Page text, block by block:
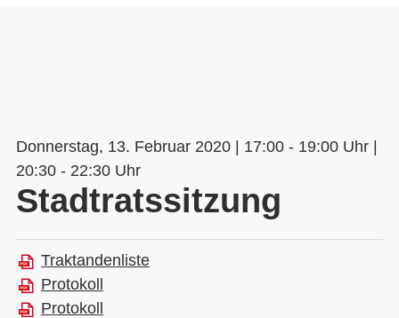
Donnerstag, 13. Februar 2020 | 17:00 - 19:00 Uhr |
20:30 - 22:30 Uhr
Stadtratssitzung
Traktandenliste
Protokoll
Protokoll